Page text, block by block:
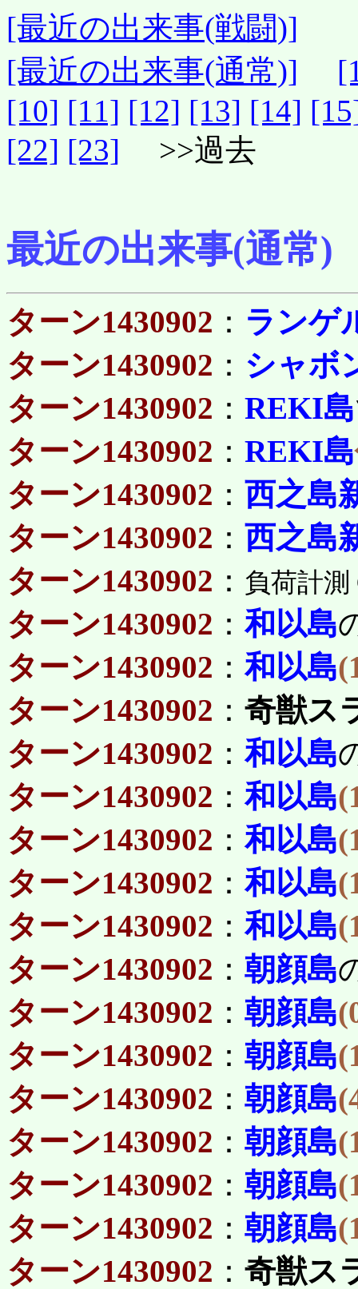
[最近の出来事(戦闘)]
[最近の出来事(通常)]
[10] [11] [12] [13] [14]
[22] [23] >>過去
最近の出来事(通常)
ターン1430902 ： ランゲ
ターン1430902 ： シャボ
ターン1430902 ： REKI島
ターン1430902 ： REKI島
ターン1430902 ： 西之島
ターン1430902 ： 西之島
ターン1430902 ： 負荷計測
ターン1430902 ：和以島
ターン1430902 ：和以島
ターン1430902 ： 奇獣ス
ターン1430902 ：和以島
ターン1430902 ：和以島
ターン1430902 ：和以島
ターン1430902 ：和以島
ターン1430902 ：和以島
ターン1430902 ： 朝顔島
ターン1430902 ： 朝顔島
ターン1430902 ： 朝顔島
ターン1430902 ： 朝顔島
ターン1430902 ： 朝顔島
ターン1430902 ： 朝顔島
ターン1430902 ： 朝顔島
ターン1430902 ： 奇獣ス